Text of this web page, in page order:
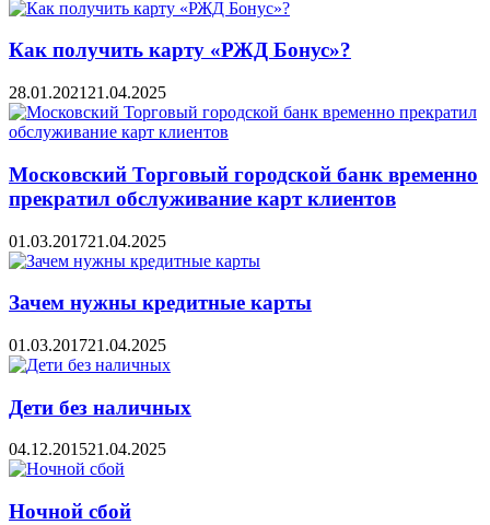
Как получить карту «РЖД Бонус»?
28.01.2021 21.04.2025
Московский Торговый городской банк временно
прекратил обслуживание карт клиентов
01.03.201721.04.2025
Зачем нужны кредитные карты
01.03.201721.04.2025
Дети без наличных
04.12.201521.04.2025
Ночной сбой